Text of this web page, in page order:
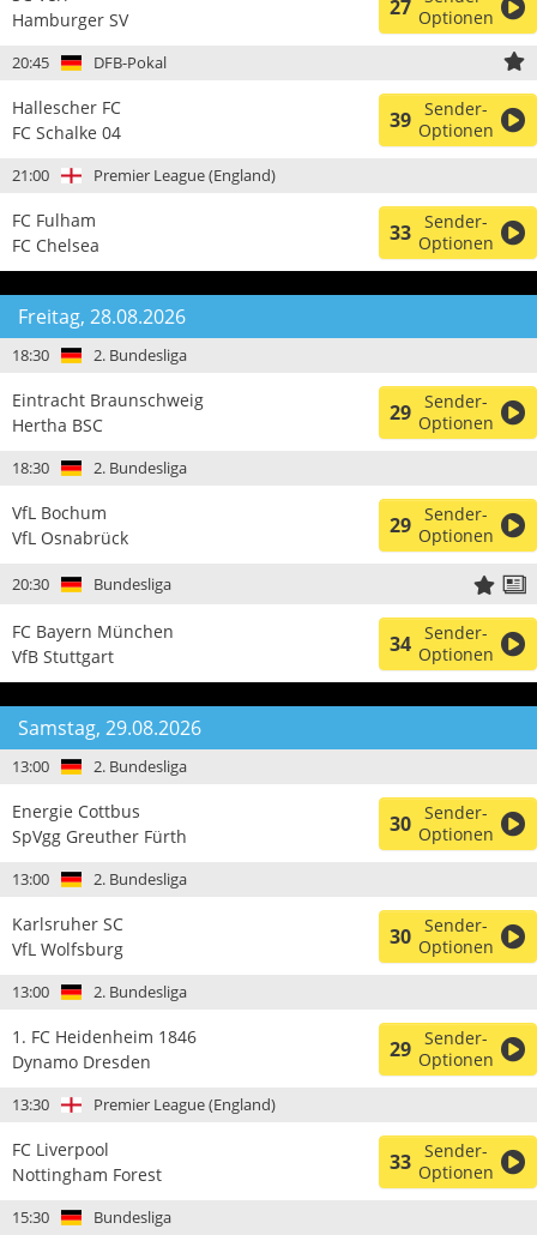
Hamburger SV
27 Optionen
20:45 DFB-Pokal
Hallescher FC
FC Schalke 04
39 Sender-
Optionen
21:00 Premier League (England)
FC Fulham
FC Chelsea
33 Sender-
Optionen
Freitag, 28.08.2026
18:30 2. Bundesliga
Eintracht Braunschweig
Hertha BSC
29 Sender-
Optionen
18:30 2. Bundesliga
VfL Bochum
VfL Osnabrück
29 Sender-
Optionen
20:30 Bundesliga
FC Bayern München
VfB Stuttgart
34 Sender-
Optionen
Samstag, 29.08.2026
13:00 2. Bundesliga
Energie Cottbus
SpVgg Greuther Fürth
30 Sender-
Optionen
13:00 2. Bundesliga
Karlsruher SC
VfL Wolfsburg
30 Sender-
Optionen
13:00 2. Bundesliga
1. FC Heidenheim 1846
Dynamo Dresden
29 Sender-
Optionen
13:30 Premier League (England)
FC Liverpool
Nottingham Forest
33 Sender-
Optionen
15:30 Bundesliga